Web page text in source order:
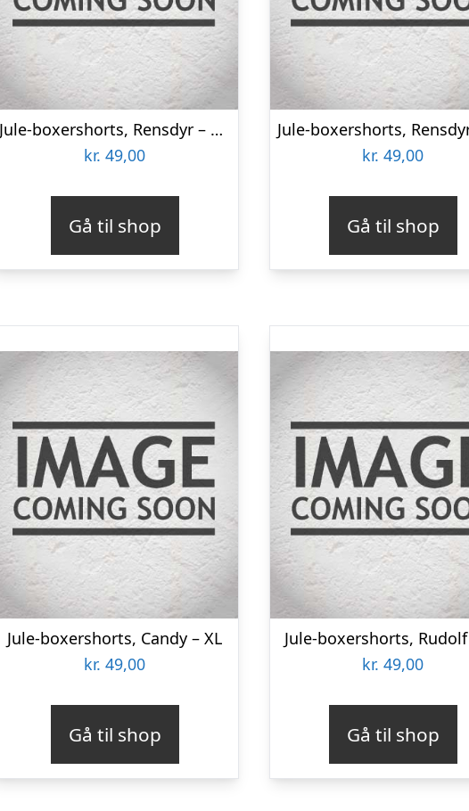
Jule-boxershorts, Rensdyr – 2XL
kr. 49,00
Gå til shop
kr. 49,00
Gå til shop
Jule-boxershorts, Candy – XL
kr. 49,00
Gå til shop
Jule-boxershorts, Rudolf
kr. 49,00
Gå til shop